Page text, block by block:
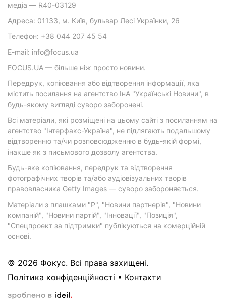
медіа — R40-03129
Адреса: 01133, м. Київ, бульвар Лесі Українки, 26
Телефон: +38 044 207 45 54
E-mail: info@focus.ua
FOCUS.UA — більше ніж просто новини.
Передрук, копіювання або відтворення інформації, яка
містить посилання на агентство ІнА "Українські Новини", в
будь-якому вигляді суворо заборонені.
Всі матеріали, які розміщені на цьому сайті з посиланням на
агентство "Інтерфакс-Україна", не підлягають подальшому
відтворенню та/чи розповсюдженню в будь-якій формі,
інакше як з письмового дозволу агентства.
Будь-яке копіювання, передрук та відтворення
фотографічних творів та/або аудіовізуальних творів
правовласника Getty Images — суворо забороняється.
Матеріали з плашками "Р", "Новини партнерів", "Новини
компаній", "Новини партій", "Інновації", "Позиція",
"Спецпроект за підтримки" публікуються на комерційній
основі.
© 2026 Фокус. Всі права захищені.
Політика конфіденційності • Контакти